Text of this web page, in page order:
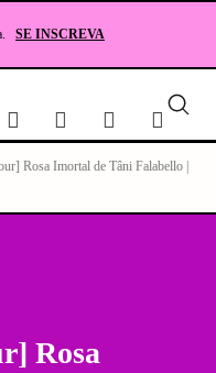
SE INSCREVA
Rosa Imortal de Tâni Falabello |
Rosa